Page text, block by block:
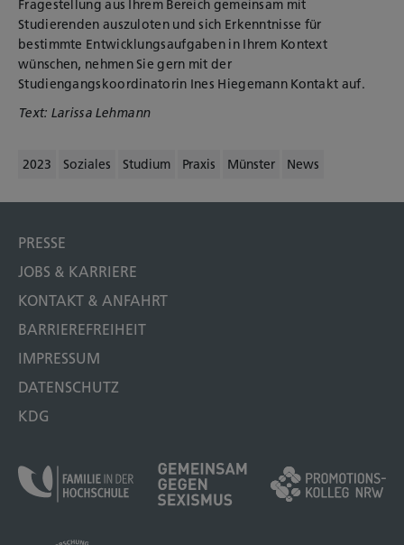
Fragestellung aus Ihrem Bereich gemeinsam mit
Studierenden auszuloten und sich Erkenntnisse für
bestimmte Entwicklungsaufgaben in Ihrem Kontext
wünschen, nehmen Sie gern mit der
Studiengangskoordinatorin Ines Hiegemann Kontakt auf.
Text: Larissa Lehmann
2023 Soziales Studium Praxis Münster News
PRESSE
JOBS & KARRIERE
KONTAKT & ANFAHRT
BARRIEREFREIHEIT
IMPRESSUM
DATENSCHUTZ
KDG